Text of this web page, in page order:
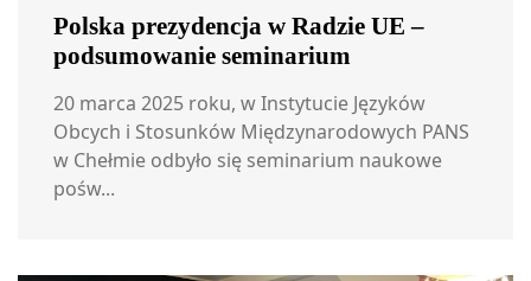
Polska prezydencja w Radzie UE –
podsumowanie seminarium
20 marca 2025 roku, w Instytucie Języków
Obcych i Stosunków Międzynarodowych PANS
w Chełmie odbyło się seminarium naukowe
pośw...